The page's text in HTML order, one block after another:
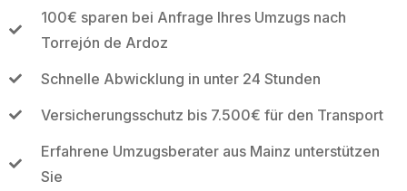
100€ sparen bei Anfrage Ihres Umzugs nach
Torrejón de Ardoz
Schnelle Abwicklung in unter 24 Stunden
Versicherungsschutz bis 7.500€ für den Transport
Erfahrene Umzugsberater aus Mainz unterstützen
Sie